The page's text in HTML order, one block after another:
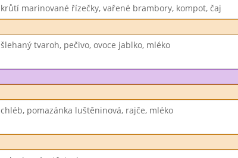
krůtí marinované řízečky, vařené brambory, kompot, čaj
šlehaný tvaroh, pečivo, ovoce jablko, mléko
chléb, pomazánka luštěninová, rajče, mléko